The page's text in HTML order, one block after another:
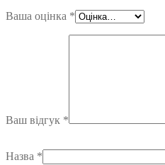
Ваша оцінка *
Ваш відгук *
Назва *